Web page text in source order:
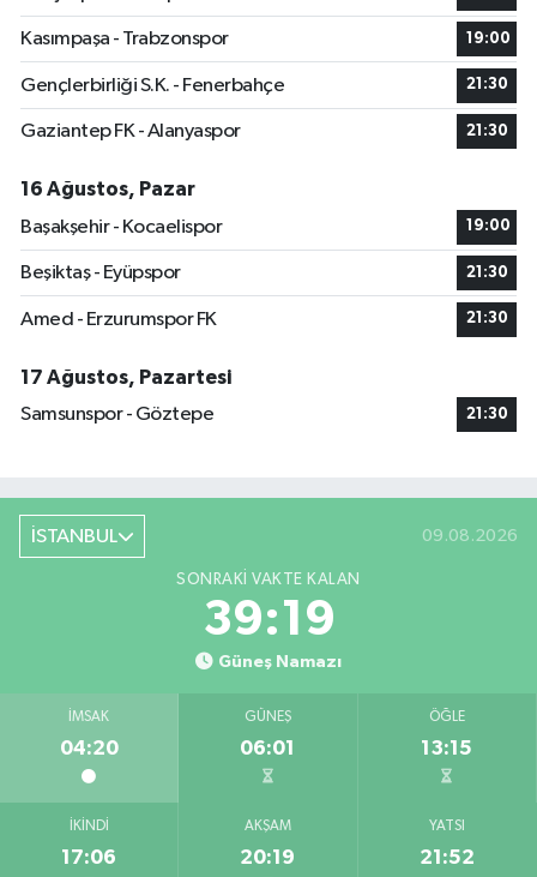
Kasımpaşa - Trabzonspor 19:00
Gençlerbirliği S.K. - Fenerbahçe 21:30
Gaziantep FK - Alanyaspor 21:30
16 Ağustos, Pazar
Başakşehir - Kocaelispor
19:00
Beşiktaş - Eyüpspor 21:30
Amed - Erzurumspor FK 21:30
17 Ağustos, Pazartesi
Samsunspor - Göztepe
21:30
İSTANBUL 09.08.2026
SONRAKI VAKTE KALAN
39:19
Güneş Namazı
İMSAK
04:20
GÜNEŞ
06:01
ÖĞLE
13:15
İKINDI
17:06
AKŞAM
20:19
YATSI
21:52